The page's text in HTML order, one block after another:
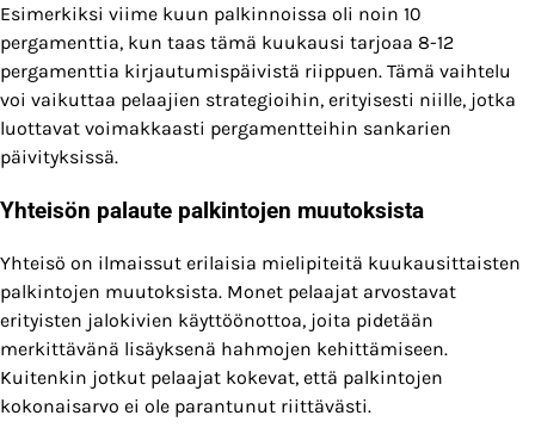
Esimerkiksi viime kuun palkinnoissa oli noin 10
pergamenttia, kun taas tämä kuukausi tarjoaa 8-12
pergamenttia kirjautumispäivistä riippuen. Tämä vaihtelu
voi vaikuttaa pelaajien strategioihin, erityisesti niille, jotka
luottavat voimakkaasti pergamentteihin sankarien
päivityksissä.
Yhteisön palaute palkintojen muutoksista
Yhteisö on ilmaissut erilaisia mielipiteitä kuukausittaisten
palkintojen muutoksista. Monet pelaajat arvostavat
erityisten jalokivien käyttöönottoa, joita pidetään
merkittävänä lisäyksenä hahmojen kehittämiseen.
Kuitenkin jotkut pelaajat kokevat, että palkintojen
kokonaisarvo ei ole parantunut riittävästi.